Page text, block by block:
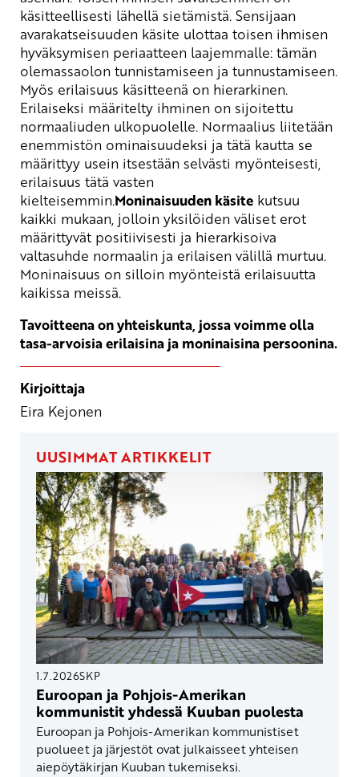
käsitteellisesti lähellä sietämistä. Sensijaan
avarakatseisuuden käsite ulottaa toisen ihmisen
hyväksymisen periaatteen laajemmalle: tämän
olemassaolon tunnistamiseen ja tunnustamiseen.
Myös erilaisuus käsitteenä on hierarkinen.
Erilaiseksi määritelty ihminen on sijoitettu
normaaliuden ulkopuolelle. Normaalius liitetään
enemmistön ominaisuudeksi ja tätä kautta se
määrittyy usein itsestään selvästi myönteisesti,
erilaisuus tätä vasten
kielteisemmin.Moninaisuuden käsite kutsuu
kaikki mukaan, jolloin yksilöiden väliset erot
määrittyvät positiivisesti ja hierarkisoiva
valtasuhde normaalin ja erilaisen välillä murtuu.
Moninaisuus on silloin myönteistä erilaisuutta
kaikissa meissä.
Tavoitteena on yhteiskunta, jossa voimme olla
tasa-arvoisia erilaisina ja moninaisina persoonina.
Kirjoittaja
Eira Kejonen
UUSIMMAT ARTIKKELIT
1.7.2026SKP
Euroopan ja Pohjois-Amerikan
kommunistit yhdessä Kuuban puolesta
Euroopan ja Pohjois-Amerikan kommunistiset
puolueet ja järjestöt ovat julkaisseet yhteisen
aiepöytäkirjan Kuuban tukemiseksi.